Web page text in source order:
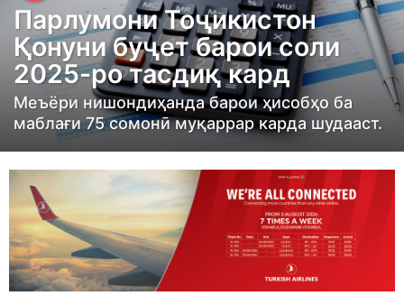
r
s
a
g
2
e
a
r
s
Парлумони Тоҷикистон
Қонуни буҷет барои соли
2025-ро тасдиқ кард
Меъёри нишондиҳанда барои ҳисобҳо ба
маблағи 75 сомонӣ муқаррар карда шудааст.